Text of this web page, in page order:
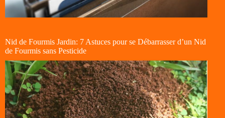
Nid de Fourmis Jardin: 7 Astuces pour se Débarrasser d’un Nid
de Fourmis sans Pesticide